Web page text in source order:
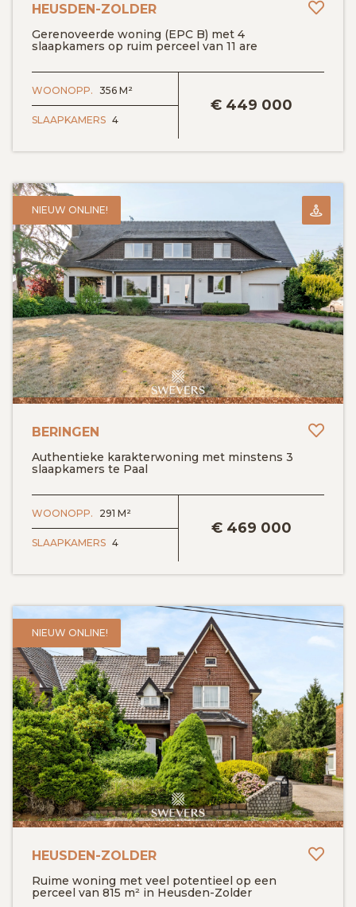
HEUSDEN-ZOLDER
Gerenoveerde woning (EPC B) met 4
slaapkamers op ruim perceel van 11 are
€ 449 000
WOONOPP. 356 M²
SLAAPKAMERS 4
BEKIJK DETAILS
NIEUW ONLINE!
BERINGEN
Authentieke karakterwoning met minstens 3
slaapkamers te Paal
€ 469 000
WOONOPP. 291 M²
SLAAPKAMERS 4
BEKIJK DETAILS
NIEUW ONLINE!
HEUSDEN-ZOLDER
Ruime woning met veel potentieel op een
perceel van 815 m² in Heusden-Zolder